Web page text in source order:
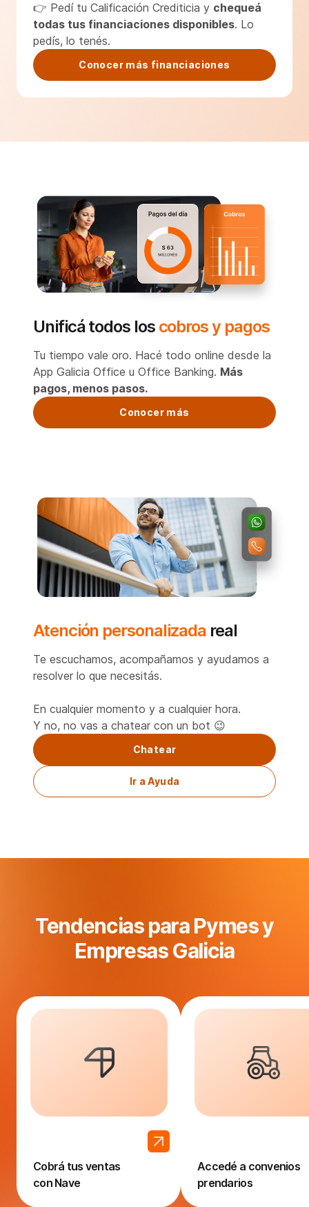
👉 Pedí tu Calificación Crediticia y chequeá
todas tus financiaciones disponibles. Lo
pedís, lo tenés.
Conocer más financiaciones
Unificá todos los cobros y pagos
Tu tiempo vale oro. Hacé todo online desde la
App Galicia Office u Office Banking. Más
pagos, menos pasos.
Conocer más
Atención personalizada real
Te escuchamos, acompañamos y ayudamos a
resolver lo que necesitás.
En cualquier momento y a cualquier hora.
Y no, no vas a chatear con un bot 😉
Chatear
Ir a Ayuda
Tendencias para Pymes y
Empresas Galicia
Cobrá tus ventas
con Nave
Accedé a convenios
prendarios